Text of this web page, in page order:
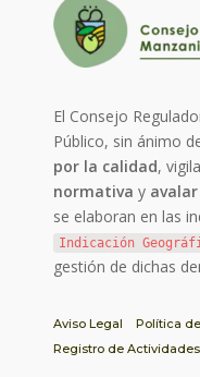
El Consejo
Público, sin ánimo
por la calidad,
normativa y
se elaboran en las
Indicación
gestión de dichas
Aviso Legal Política
Registro de Actividades